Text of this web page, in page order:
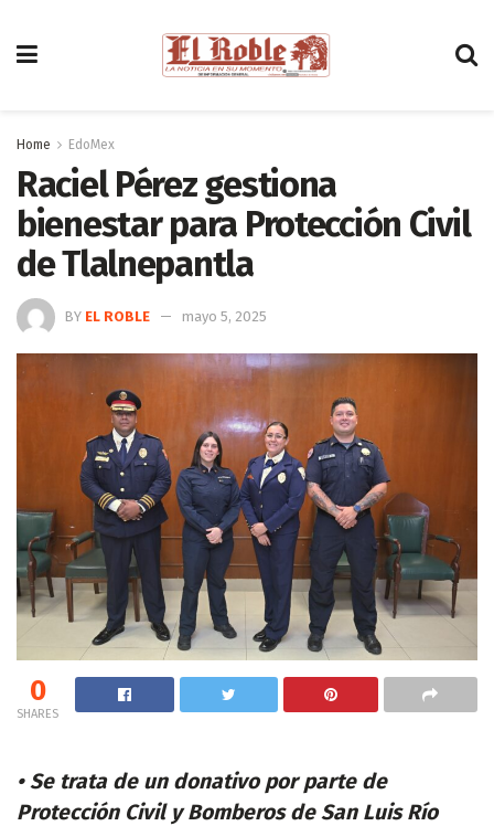
Home EdoMex
Raciel Pérez gestiona
bienestar para Protección Civil
de Tlalnepantla
BY EL ROBLE mayo 5, 2025
0
SHARES
• Se trata de un donativo por parte de
Protección Civil y Bomberos de San Luis Río